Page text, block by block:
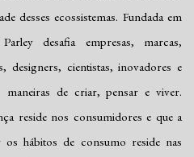
desses ecossistemas. Fundada em
desafia empresas, marcas,
designers, cientistas, inovadores e
maneiras de criar, pensar e viver.
reside nos consumidores e que a
hábitos de consumo reside nas